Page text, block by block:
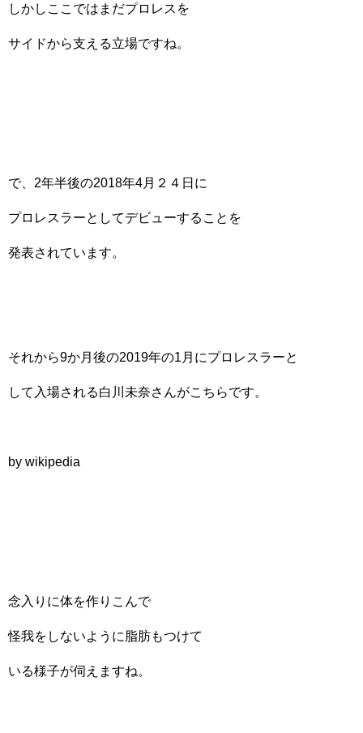
しかしここではまだプロレスを
サイドから支える立場ですね。
で、2年半後の2018年4月２４日に
プロレスラーとしてデビューすることを
発表されています。
それから9か月後の2019年の1月にプロレスラーと
して入場される白川未奈さんがこちらです。
by wikipedia
念入りに体を作りこんで
怪我をしないように脂肪もつけて
いる様子が伺えますね。